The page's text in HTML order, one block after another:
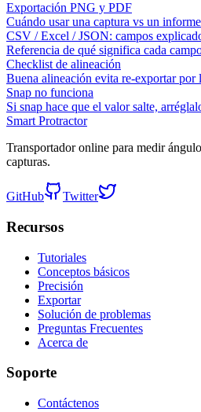
Exportación PNG y PDF
Cuándo usar una captura vs un
CSV / Excel / JSON: campos
Referencia de qué significa cada
Checklist de alineación
Buena alineación evita re-exportar por
Snap no funciona
Si snap hace que el valor salte,
Smart Protractor
Transportador online para medir
capturas.
GitHub Twitter
Recursos
Tutoriales
Conceptos básicos
Precisión
Exportar
Solución de problemas
Preguntas Frecuentes
Acerca de
Soporte
Contáctenos